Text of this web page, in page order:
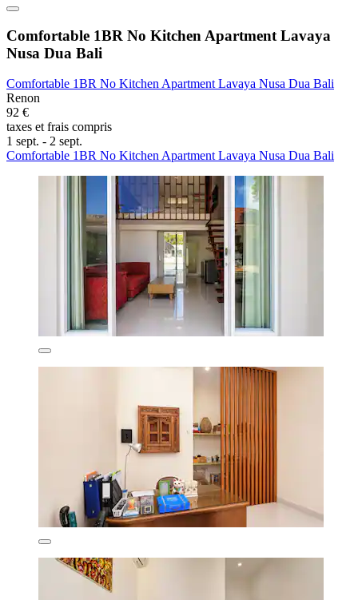
Comfortable 1BR No Kitchen Apartment Lavaya
Nusa Dua Bali
Comfortable 1BR No Kitchen Apartment Lavaya Nusa Dua Bali
Renon
92 €
taxes et frais compris
1 sept. - 2 sept.
Comfortable 1BR No Kitchen Apartment Lavaya Nusa Dua Bali